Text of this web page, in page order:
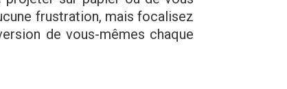
frustration, mais focalisez
de vous-mêmes chaque